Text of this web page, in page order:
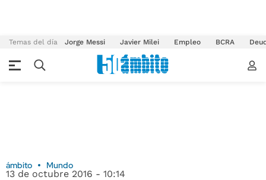
Temas del día Jorge Messi Javier Milei Empleo BCRA
ámbito Mundo
13 de octubre 2016 - 10:14